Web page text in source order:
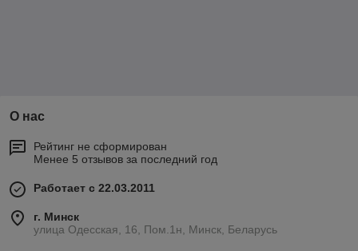
О нас
Рейтинг не сформирован
Менее 5 отзывов за последний год
Работает с 22.03.2011
г. Минск
улица Одесская, 16, Пом.1н, Минск, Беларусь